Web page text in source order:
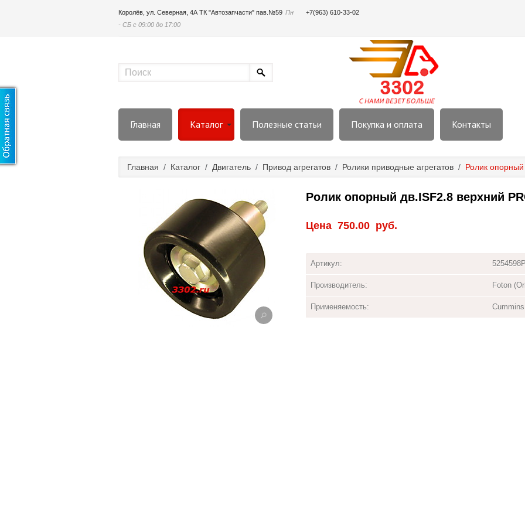
Королёв, ул. Северная, 4А ТК "Автозапчасти" пав.№59 Пн
- СБ с 09:00 до 17:00
+7(963) 610-33-02
Главная Каталог Полезные статьи Покупка и оплата Контакты
Главная / Каталог / Двигатель / Привод агрегатов / Ролики приводные агрегатов / Ролик
Ролик опорный дв.ISF2.8 верхний
Цена 750.00 руб.
Артикул:
Производитель: Foton
Применяемость: